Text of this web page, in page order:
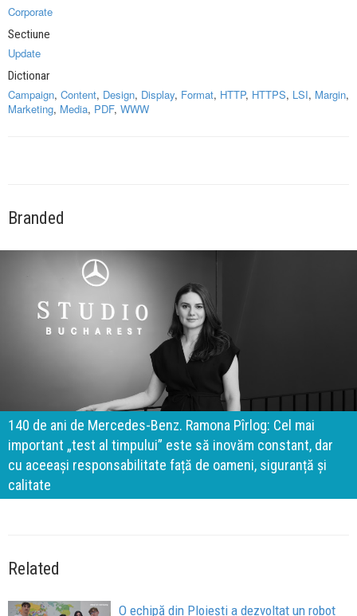
Corporate
Sectiune
Update
Dictionar
Campaign, Content, Design, Display, Format, HTTP, HTTPS, LSI, Margin,
Marketing, Media, PDF, WWW
Branded
140 de ani de Mercedes-Benz. Ramona Pîrlog: Cel mai
important „test al timpului” este să inovăm constant, dar
cu aceeași responsabilitate față de oameni, siguranță și
calitate
Related
O echipă din Ploiești a dezvoltat un robot